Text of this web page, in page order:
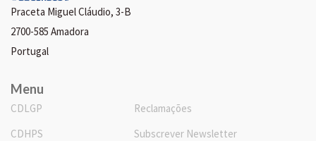
Praceta Miguel Cláudio, 3-B
2700-585 Amadora
Portugal
Menu
CDLGP
CDHPS
Reclamações
Subscrever Newsletter